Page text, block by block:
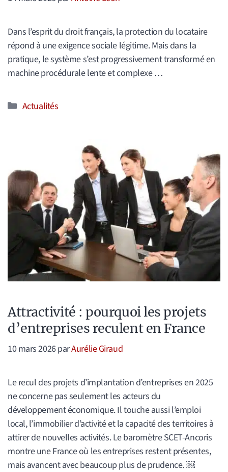
Dans l’esprit du droit français, la protection du locataire
répond à une exigence sociale légitime. Mais dans la
pratique, le système s’est progressivement transformé en
machine procédurale lente et complexe …
Catégories
Actualités
Attractivité : pourquoi les projets
d’entreprises reculent en France
10 mars 2026parAurélie Giraud
Le recul des projets d’implantation d’entreprises en 2025
ne concerne pas seulement les acteurs du
développement économique. Il touche aussi l’emploi
local, l’immobilier d’activité et la capacité des territoires à
attirer de nouvelles activités. Le baromètre SCET-Ancoris
montre une France où les entreprises restent présentes,
mais avancent avec beaucoup plus de prudence. ￼